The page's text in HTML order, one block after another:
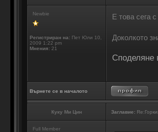
Newbie
Регистриран на:Пет Юли 10,
2009 1:22 pm
Мнения:21
Е това сега
Доколкото
Споделяне
Върнете се в началото
Куку Ми Цин Заглавие:
Full Member